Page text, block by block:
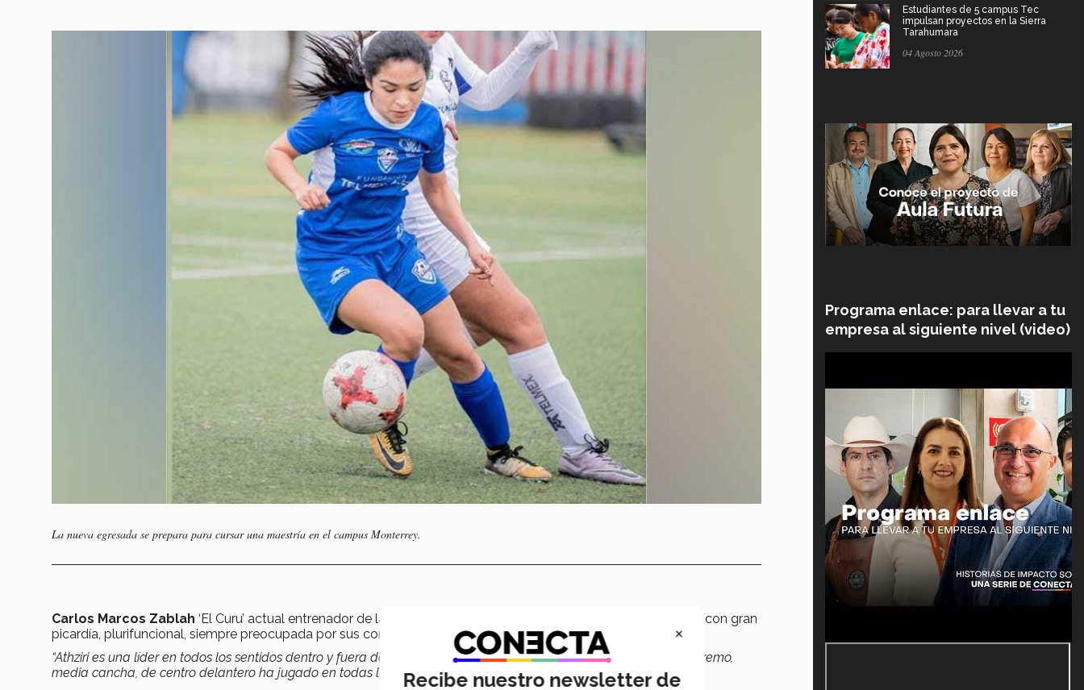
La nueva egresada se prepara para cursar una maestría en el campus Monterrey.
Carlos Marcos Zablah ‘El Curu’ actual entrenador de las
la describe como una jugadora rápida con gran
picardía, plurifuncional, siempre preocupada por sus compañeras.
“Athziri es una líder en todos los sentidos dentro y fuera de la cancha, en el equipo ha jugado como lateral de extremo,
media cancha, de centro delantero ha jugado en todas las posiciones la hemos colocado menos de portera.
Estudiantes de 5 campus Tec
impulsan proyectos en la Sierra
Tarahumara
04 Agosto 2026
Programa enlace: para llevar a tu
empresa al siguiente nivel (video)
×
Recibe nuestro newsletter de